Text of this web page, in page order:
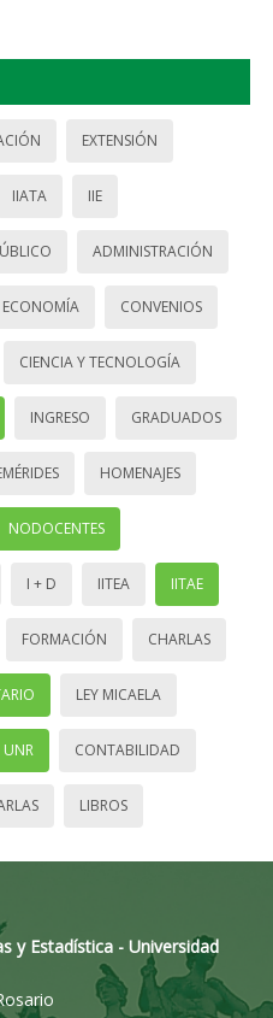
EXTENSIÓN
IIATA IIE
ADMINISTRACIÓN
ECONOMÍA CONVENIOS
CIENCIA Y TECNOLOGÍA
INGRESO GRADUADOS
HOMENAJES
NODOCENTES
I + D IITEA IITAE
FORMACIÓN CHARLAS
LEY MICAELA
UNR CONTABILIDAD
LIBROS
y Estadística - Universidad